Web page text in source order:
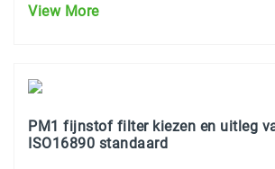
View More
PM1 fijnstof filter kiezen en uitleg
ISO16890 standaard